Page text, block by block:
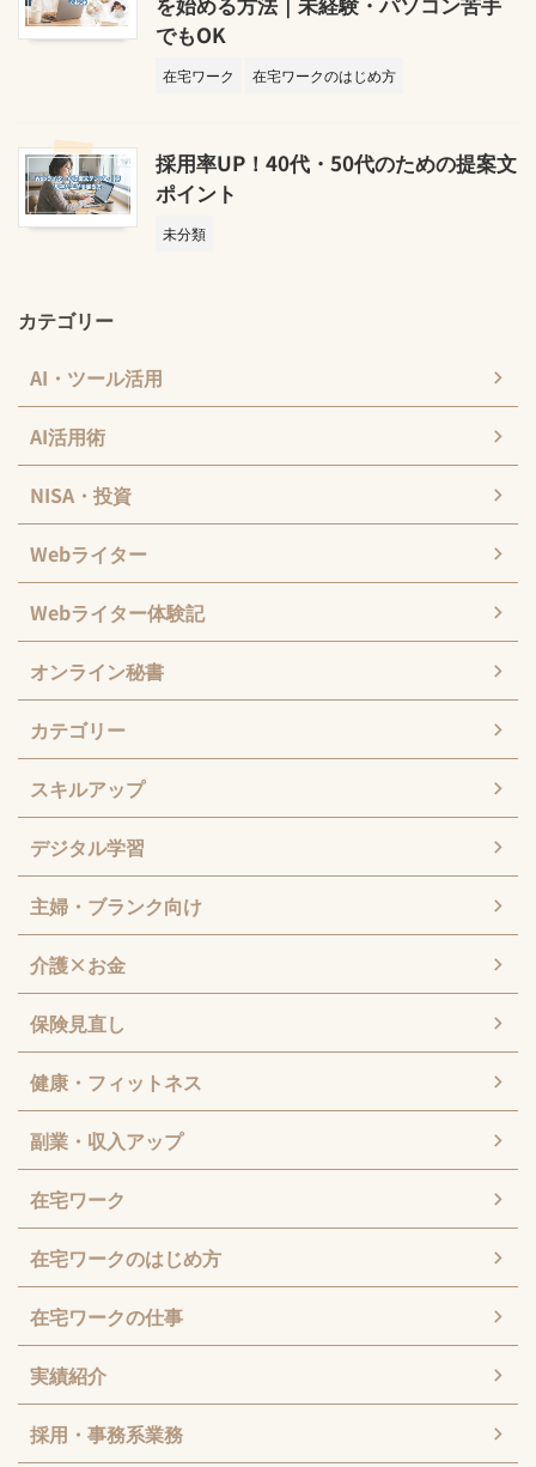
でもOK
在宅ワーク 在宅ワークのはじめ方
採用率UP！40代・50代のための提案文
ポイント
未分類
カテゴリー
AI・ツール活用
AI活用術
NISA・投資
Webライター
Webライター体験記
オンライン秘書
カテゴリー
スキルアップ
デジタル学習
主婦・ブランク向け
介護×お金
保険見直し
健康・フィットネス
副業・収入アップ
在宅ワーク
在宅ワークのはじめ方
在宅ワークの仕事
実績紹介
採用・事務系業務